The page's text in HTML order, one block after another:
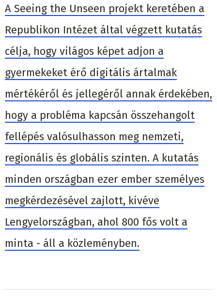
A Seeing the Unseen projekt keretében a
Republikon Intézet által végzett kutatás
célja, hogy világos képet adjon a
gyermekeket érő digitális ártalmak
mértékéről és jellegéről annak érdekében,
hogy a probléma kapcsán összehangolt
fellépés valósulhasson meg nemzeti,
regionális és globális szinten. A kutatás
minden országban ezer ember személyes
megkérdezésével zajlott, kivéve
Lengyelországban, ahol 800 fős volt a
minta - áll a közleményben.